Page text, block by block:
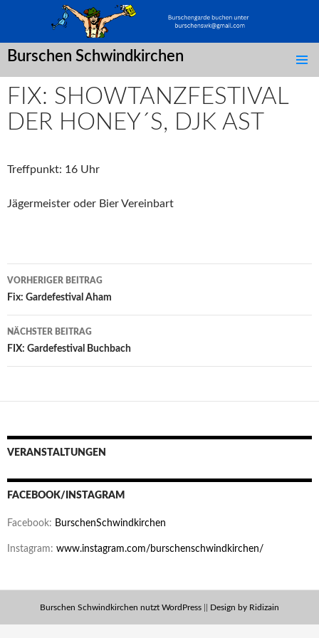
Burschen Schwindkirchen
ZUM
INHALT
FIX: SHOWTANZFESTIVAL
DER HONEY´S, DJK AST
Treffpunkt: 16 Uhr
Jägermeister oder Bier Vereinbart
Post
navigation
VORHERIGER BEITRAG
Fix: Gardefestival Aham
NÄCHSTER BEITRAG
FIX: Gardefestival Buchbach
VERANSTALTUNGEN
FACEBOOK/INSTAGRAM
Facebook: BurschenSchwindkirchen
Instagram: www.instagram.com/burschenschwindkirchen/
Burschen Schwindkirchen nutzt WordPress Design by Ridizain